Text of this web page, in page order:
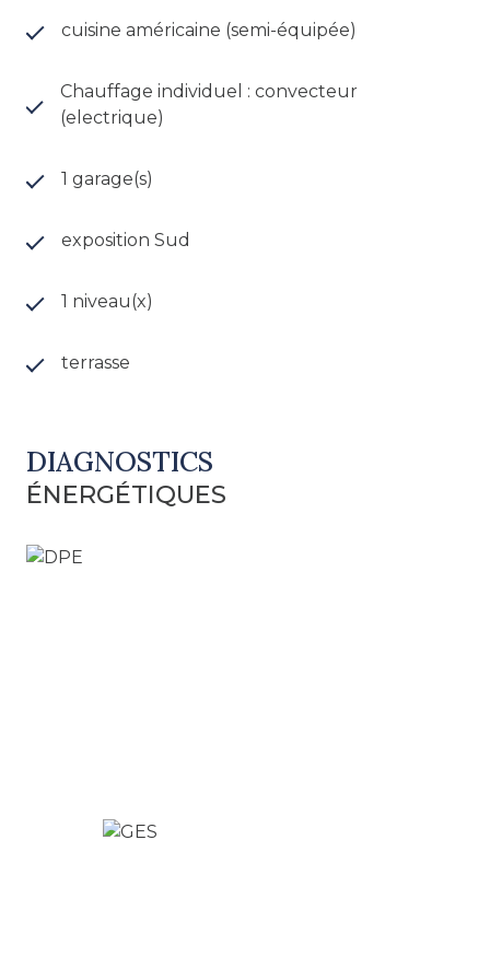
polyvalent (salon cosy, bureau, salle de jeux,
espace billard…) et dessert trois belles chambres,
mezzanine vient compléter l’ensemble.
Une maison familiale où confort, charme et
Prix : 269 000 € honoraires d'agence inclus (dont
cuisine américaine (semi-équipée)
Chauffage individuel : convecteur
(electrique)
1 garage(s)
exposition Sud
1 niveau(x)
terrasse
DIAGNOSTICS
ÉNERGÉTIQUES